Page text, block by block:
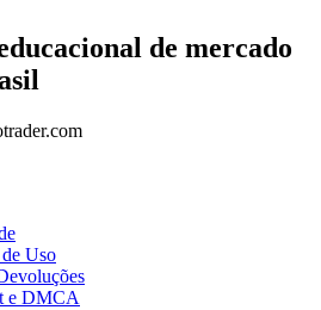
de mercado
Uso
e DMCA